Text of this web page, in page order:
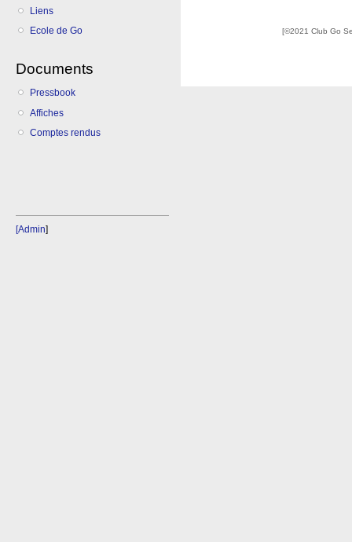
Liens
Ecole de Go
Documents
Pressbook
Affiches
Comptes rendus
[Admin]
[©2021 Club Go